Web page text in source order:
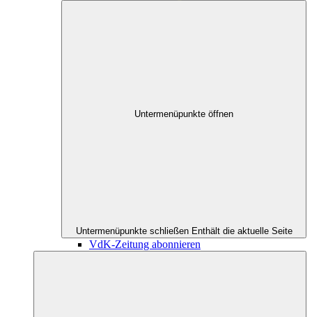
Untermenüpunkte öffnen
Untermenüpunkte schließen Enthält die aktuelle Seite
VdK-Zeitung abonnieren